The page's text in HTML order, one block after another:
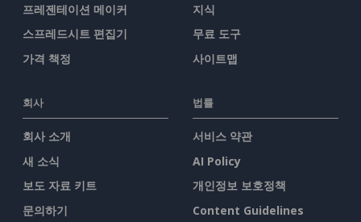
프레젠테이션 메이커
스프레드시트 편집기
가격 책정
지식
무료 도구
사이트맵
회사
회사 소개
새 소식
보도 자료 키트
문의하기
법률
서비스 약관
AI Policy
개인정보 보호정책
Content Guidelines